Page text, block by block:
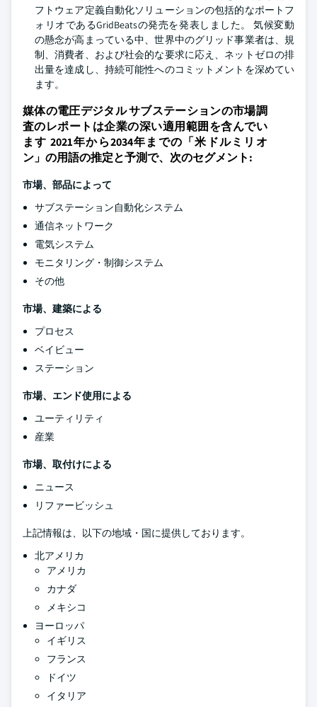
フトウェア定義自動化ソリューションの包括的なポートフ
ォリオであるGridBeatsの発売を発表しました。 気候変動
の懸念が高まっている中、世界中のグリッド事業者は、規
制、消費者、および社会的な要求に応え、ネットゼロの排
出量を達成し、持続可能性へのコミットメントを深めてい
ます。
媒体の電圧デジタル サブステーションの市場調
査のレポートは企業の深い適用範囲を含んでい
ます 2021年から2034年までの「米ドルミリオ
ン」の用語の推定と予測で、次のセグメント:
市場、部品によって
サブステーション自動化システム
通信ネットワーク
電気システム
モニタリング・制御システム
その他
市場、建築による
プロセス
ベイビュー
ステーション
市場、エンド使用による
ユーティリティ
産業
市場、取付けによる
ニュース
リファービッシュ
上記情報は、以下の地域・国に提供しております。
北アメリカ
アメリカ
カナダ
メキシコ
ヨーロッパ
イギリス
フランス
ドイツ
イタリア